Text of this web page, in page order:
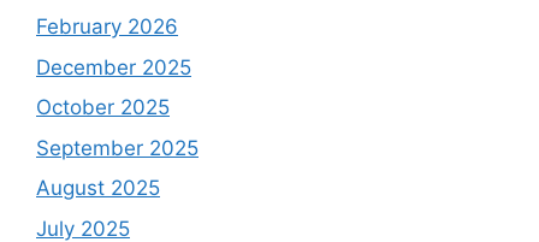
February 2026
December 2025
October 2025
September 2025
August 2025
July 2025